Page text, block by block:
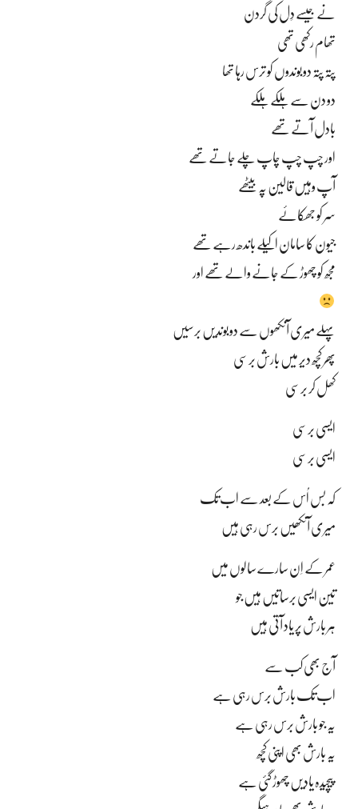
نے جیسے دِل کی گردن
تھام رکھی تھی
پتہ پتہ دو بوندوں کو ترس رہا تھا
دو دن سے ہلکے ہلکے
بادل آتے تھے
اور چپ چپ چاپ چلے جاتے تھے
آپ وہیں قالین پہ بیٹھے
سر کو جھکائے
جیون کا سامان اکیلے باندھ رہے تھے
مجھ کو چھوڑ کے جانے والے تھے اور
پہلے میری آنکھوں سے دو بوندیں برسیں
پھر کچھ دیر میں بارش برسی
کھل کر برسی
ایسی برسی
ایسی برسی
کہ بس اُس کے بعد سے اب تک
میری آنکھیں برس رہی ہیں
عمر کے اِن سارے سالوں میں
تین ایسی برساتیں ہیں جو
ہر بارش پر یاد آتی ہیں
آج بھی کب سے
اب تک بارش برس رہی ہے
یہ جو بارش برس رہی ہے
یہ بارش بھی اپنی کچھ
پیچیدہ یادیں چھوڑ گئی ہے